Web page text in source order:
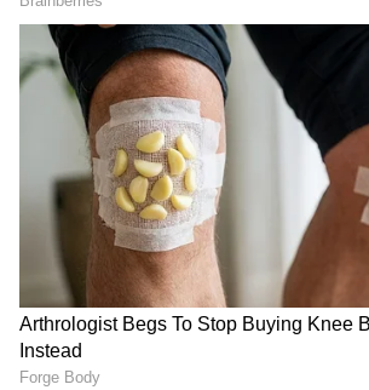
ಭಾಗ್ಯ
ವಿಜಯಪುರ: 10 ದಿನಗಳ ಪೆರೋಲ್ ರಜೆ ಪಡೆದು
ಪರಾರಿಯಾಗಿದ್ದ ಆರೋಪಿ, 21 ವರ್ಷಗಳ ಬಳಿಕ ಸೆರೆ
DOWNLOAD APP
RECOMMENDED STORIES